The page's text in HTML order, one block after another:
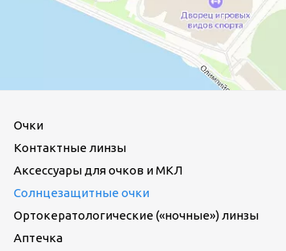
Очки
Контактные линзы
Аксессуары для очков и МКЛ
Солнцезащитные очки
Ортокератологические («ночные») линзы
Аптечка